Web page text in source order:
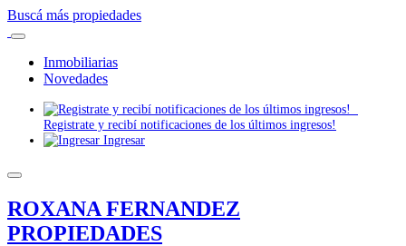
Buscá más propiedades
Inmobiliarias
Novedades
Registrate y recibí notificaciones de los últimos ingresos!
Ingresar
ROXANA FERNANDEZ
PROPIEDADES